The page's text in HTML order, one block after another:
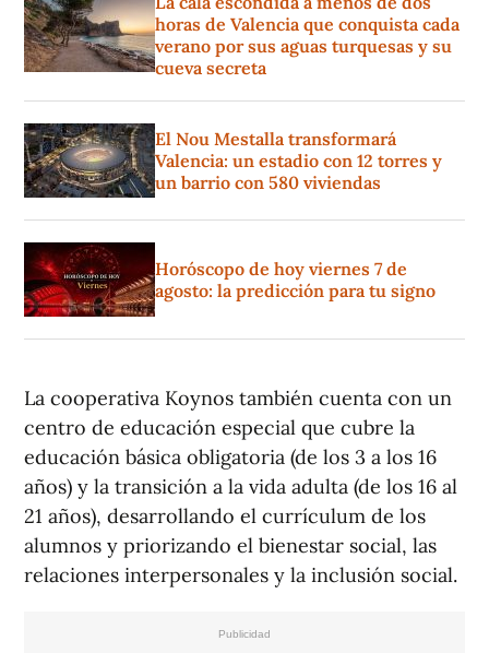
horas de Valencia que conquista cada
verano por sus aguas turquesas y su
cueva secreta
El Nou Mestalla transformará
Valencia: un estadio con 12 torres y
un barrio con 580 viviendas
Horóscopo de hoy viernes 7 de
agosto: la predicción para tu signo
La cooperativa Koynos también cuenta con un
centro de educación especial que cubre la
educación básica obligatoria (de los 3 a los 16
años) y la transición a la vida adulta (de los 16 al
21 años), desarrollando el currículum de los
alumnos y priorizando el bienestar social, las
relaciones interpersonales y la inclusión social.